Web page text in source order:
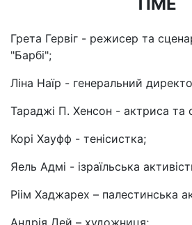
Грета Гервіг - режисер та
"Барбі";
Ліна Наїр - генеральний
Тараджі П. Хенсон - актриса та
Корі Хауфф - тенісистка;
Яель Адмі - ізраїльська
Ріім Хаджарех – палестинська